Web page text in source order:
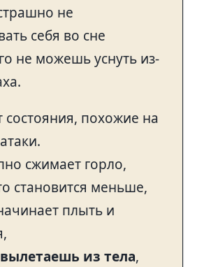
не
себя во сне
не можешь уснуть из-
состояния, похожие на
сжимает горло,
становится меньше,
плыть и
вылетаешь из тела,